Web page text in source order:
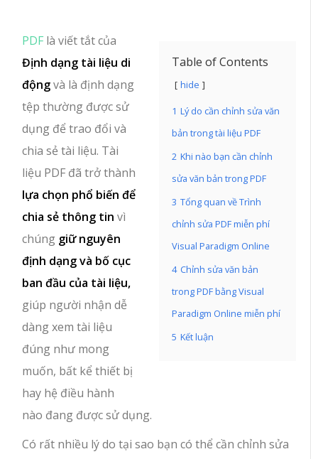
Table of Contents
hide
1 Lý do cần chỉnh sửa văn
bản trong tài liệu PDF
2 Khi nào bạn cần chỉnh
sửa văn bản trong PDF
3 Tổng quan về Trình
chỉnh sửa PDF miễn phí
Visual Paradigm Online
4 Chỉnh sửa văn bản
trong PDF bằng Visual
Paradigm Online miễn phí
5 Kết luận
PDF là viết tắt của
Định dạng tài liệu di
độngvà là định dạng
tệp thường được sử
dụng để trao đổi và
chia sẻ tài liệu. Tài
liệu PDF đã trở thành
lựa chọn phổ biến để
chia sẻ thông tin vì
chúng giữ nguyên
định dạng và bố cục
ban đầu của tài liệu,
giúp người nhận dễ
dàng xem tài liệu
đúng như mong
muốn, bất kể thiết bị
hay hệ điều hành
nào đang được sử dụng.
Có rất nhiều lý do tại sao bạn có thể cần chỉnh sửa